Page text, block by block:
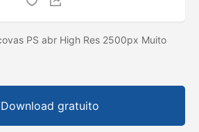
PS abr High Res 2500px Muito
Download gratuito